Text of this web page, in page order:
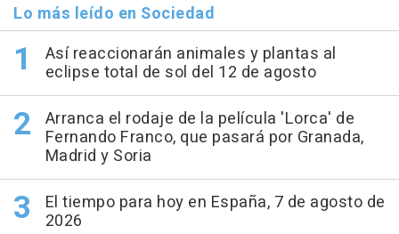
Lo más leído en Sociedad
Así reaccionarán animales y plantas al
eclipse total de sol del 12 de agosto
Arranca el rodaje de la película 'Lorca' de
Fernando Franco, que pasará por Granada,
Madrid y Soria
El tiempo para hoy en España, 7 de agosto de
2026